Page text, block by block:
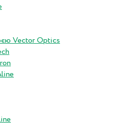
Vector Optics